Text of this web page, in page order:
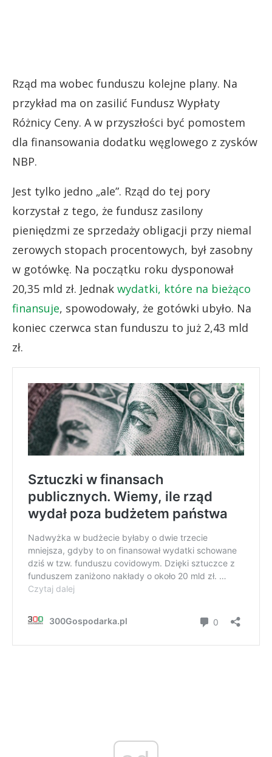
Rząd ma wobec funduszu kolejne plany. Na
przykład ma on zasilić Fundusz Wypłaty
Różnicy Ceny. A w przyszłości być pomostem
dla finansowania dodatku węglowego z zysków
NBP.
Jest tylko jedno „ale”. Rząd do tej pory
korzystał z tego, że fundusz zasilony
pieniędzmi ze sprzedaży obligacji przy niemal
zerowych stopach procentowych, był zasobny
w gotówkę. Na początku roku dysponował
20,35 mld zł. Jednak wydatki, które na bieżąco
finansuje, spowodowały, że gotówki ubyło. Na
koniec czerwca stan funduszu to już 2,43 mld
zł.